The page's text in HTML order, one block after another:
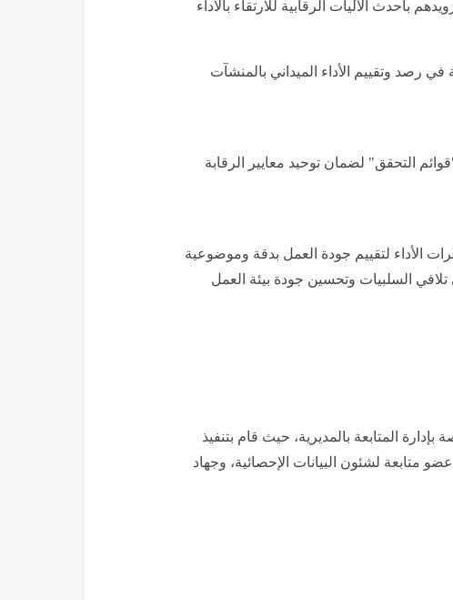
بأحدث الآليات الرقابية للارتقاء بالأداء
في رصد وتقييم الأداء الميداني بالمنشآت
التحقق" لضمان توحيد معايير الرقابة
الأداء لتقييم جودة العمل بدقة وموضوعية
السلبيات وتحسين جودة بيئة العمل
المتابعة بالمديرية، حيث قام بتنفيذ
لشئون البيانات الإحصائية، وجهاد